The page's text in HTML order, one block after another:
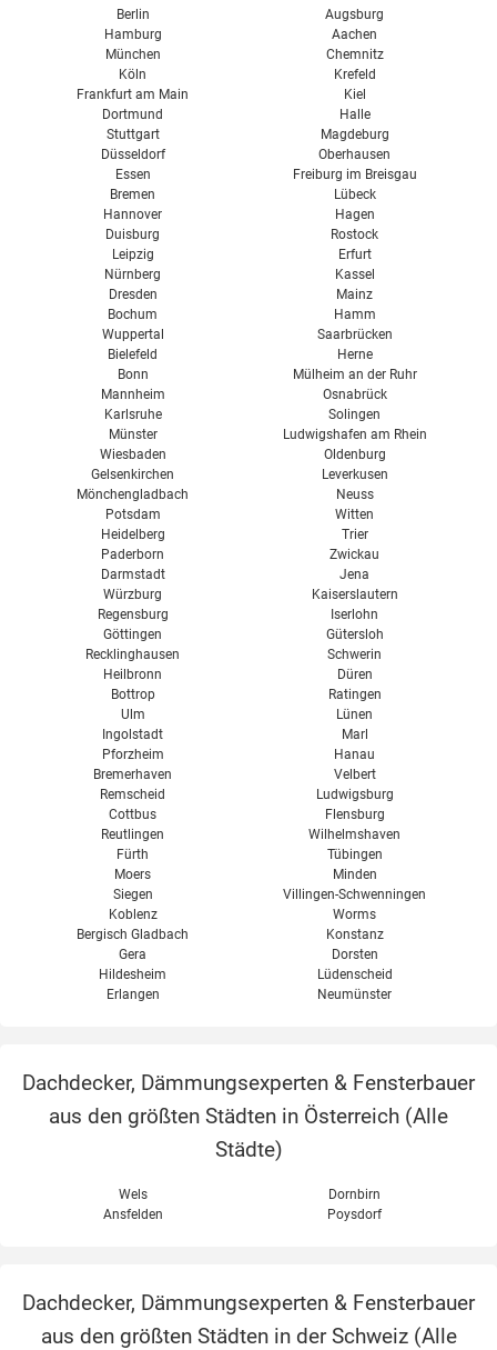
Doppelverglasung
Dreifachverglasung
Belüftung
Reparatur
Dichtung
Türen Verglasung
Preise für Haustüren
Berlin
Hamburg
München
Köln
Frankfurt am Main
Dortmund
Stuttgart
Düsseldorf
Essen
Bremen
Hannover
Duisburg
Leipzig
Nürnberg
Dresden
Bochum
Wuppertal
Bielefeld
Bonn
Mannheim
Karlsruhe
Münster
Wiesbaden
Gelsenkirchen
Mönchengladbach
Augsburg
Aachen
Chemnitz
Krefeld
Kiel
Halle
Magdeburg
Oberhausen
Freiburg im Breisgau
Lübeck
Hagen
Rostock
Erfurt
Kassel
Mainz
Hamm
Saarbrücken
Herne
Mülheim an der Ruhr
Osnabrück
Solingen
Ludwigshafen am Rhein
Oldenburg
Leverkusen
Neuss
Potsdam
Heidelberg
Paderborn
Darmstadt
Würzburg
Regensburg
Göttingen
Recklinghausen
Heilbronn
Bottrop
Ulm
Ingolstadt
Pforzheim
Bremerhaven
Remscheid
Cottbus
Reutlingen
Fürth
Moers
Siegen
Koblenz
Bergisch Gladbach
Gera
Hildesheim
Erlangen
Witten
Trier
Zwickau
Jena
Kaiserslautern
Iserlohn
Gütersloh
Schwerin
Düren
Ratingen
Lünen
Marl
Hanau
Velbert
Ludwigsburg
Flensburg
Wilhelmshaven
Tübingen
Minden
Villingen-Schwenningen
Worms
Konstanz
Dorsten
Lüdenscheid
Neumünster
Dachdecker, Dämmungsexperten & Fensterbauer
aus den größten Städten in Österreich (Alle
Städte)
Wels
Dornbirn
Ansfelden
Poysdorf
Dachdecker, Dämmungsexperten & Fensterbauer
aus den größten Städten in der Schweiz (Alle